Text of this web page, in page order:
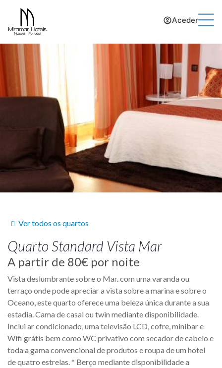
Aceder
Ver todos os quartos
QuartoStandard Vista Mar
A partir de 80€ por noite
Vista deslumbrante sobre o Mar. com uma varanda ou
terraço onde pode apreciar a vista sobre a marina e sobre o
Oceano, este quarto oferece uma beleza única durante a sua
estadia. Cama de casal ou twin mediante disponibilidade.
Inclui ar condicionado, uma televisão LCD, cofre, minibar e
Wifi grátis bem como WC privativo com secador de cabelo e
toda a gama convencional de produtos e roupa de um hotel
de quatro estrelas. * Berço mediante disponibilidade a